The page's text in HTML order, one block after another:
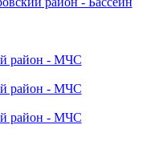
район - МЧС
район - МЧС
район - МЧС